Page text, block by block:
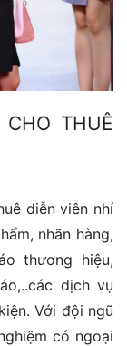
THUÊ
diễn viên nhí
nhãn hàng,
thương hiệu,
dịch vụ
Với đội ngũ
có ngoại